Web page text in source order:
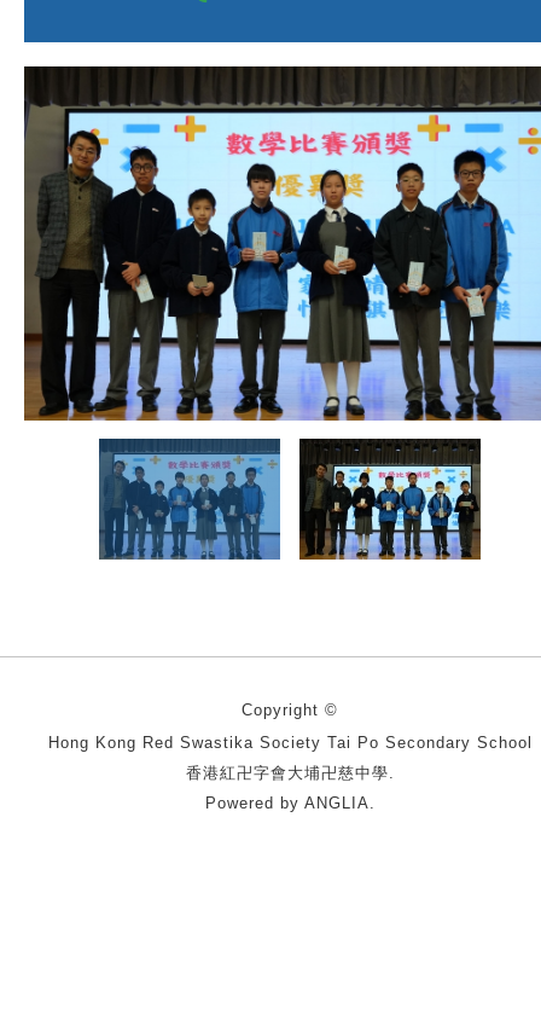
Copyright ©
Hong Kong Red Swastika Society Tai Po Secondary School
香港紅卍字會大埔卍慈中學.
Powered by ANGLIA